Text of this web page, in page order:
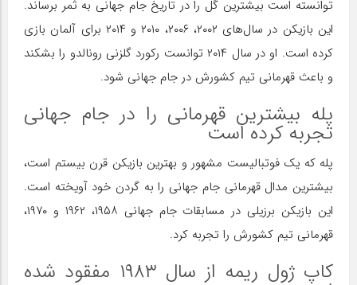
توانسته است بیشترین گل را در تاریخ جام جهانی به ثمر برساند.
این بازیکن در سال‌های ۲۰۰۲، ۲۰۰۶، ۲۰۱۰ و ۲۰۱۴ برای آلمان بازی
کرده است. او در سال ۲۰۱۴ توانست رکورد گلزنی رونالدو را بشکند
و باعث قهرمانی تیم کشورش در جام جهانی شود.
پله بیشترین قهرمانی را در جام جهانی
تجربه کرده است
پله که یک فوتبالیست مشهور و بهترین بازیکن قرن بیستم است،
بیشترین مدال قهرمانی جام جهانی را به گردن خود آویخته است.
این بازیکن برزیلی در مسابقات جام جهانی ۱۹۵۸، ۱۹۶۲ و ۱۹۷۰،
قهرمانی تیم کشورش را تجربه کرد.
کاپ ژول ریمه از سال ۱۹۸۳ مفقود شده